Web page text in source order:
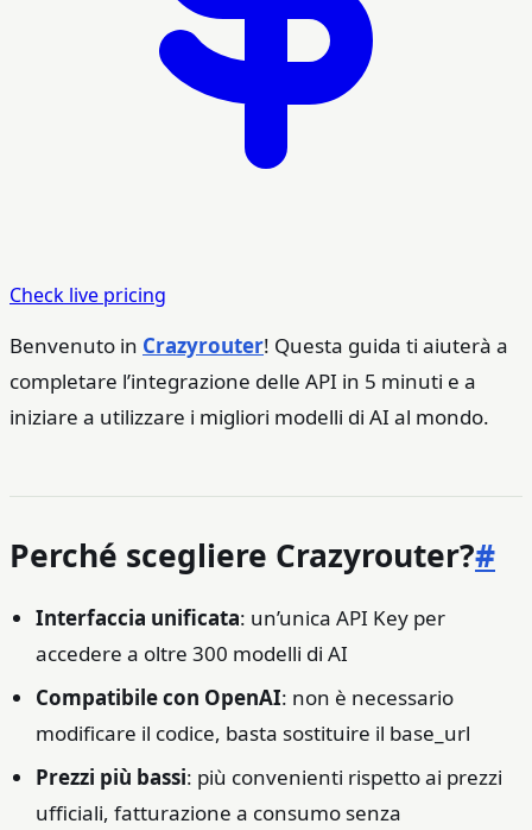
Check live pricing
Benvenuto in Crazyrouter! Questa guida ti aiuterà a
completare l’integrazione delle API in 5 minuti e a
iniziare a utilizzare i migliori modelli di AI al mondo.
Perché scegliere Crazyrouter?#
Interfaccia unificata: un’unica API Key per
accedere a oltre 300 modelli di AI
Compatibile con OpenAI: non è necessario
modificare il codice, basta sostituire il base_url
Prezzi più bassi: più convenienti rispetto ai prezzi
ufficiali, fatturazione a consumo senza